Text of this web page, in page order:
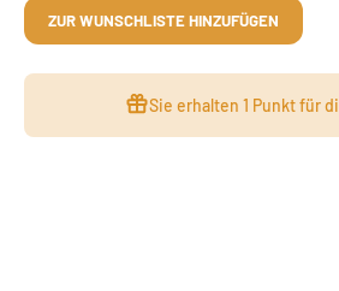
ZUR WUNSCHLISTE HINZUFÜGEN
Sie erhalten 1 Punktfür